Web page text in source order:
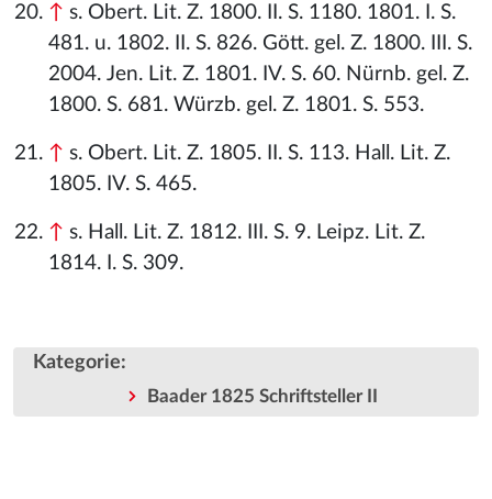
↑ s. Obert. Lit. Z. 1800. II. S. 1180. 1801. I. S.
481. u. 1802. II. S. 826. Gött. gel. Z. 1800. III. S.
2004. Jen. Lit. Z. 1801. IV. S. 60. Nürnb. gel. Z.
1800. S. 681. Würzb. gel. Z. 1801. S. 553.
↑ s. Obert. Lit. Z. 1805. II. S. 113. Hall. Lit. Z.
1805. IV. S. 465.
↑ s. Hall. Lit. Z. 1812. III. S. 9. Leipz. Lit. Z.
1814. I. S. 309.
Kategorie:
Baader 1825 Schriftsteller II